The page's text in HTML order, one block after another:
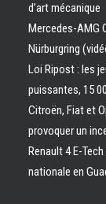
d’art mécanique
Mercedes-AMG
Nürburgring
Loi Ripost : les
puissantes, 15
Citroën, Fiat et
provoquer un
Renault 4 E-
nationale en